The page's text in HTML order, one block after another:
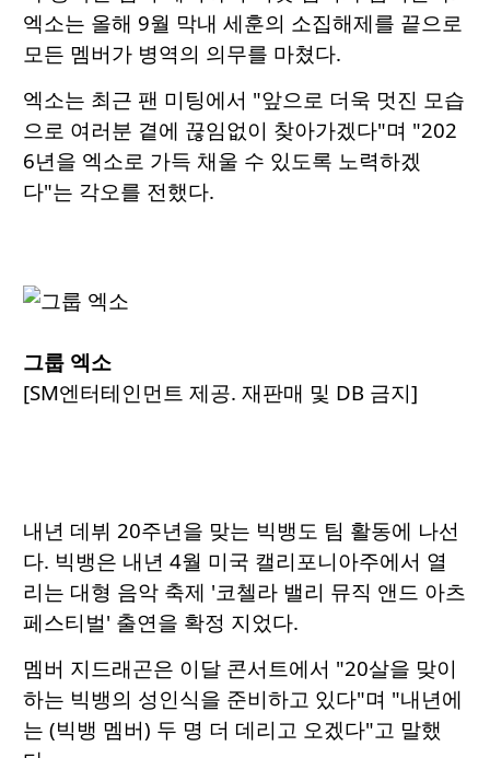
엑소는 올해 9월 막내 세훈의 소집해제를 끝으로
모든 멤버가 병역의 의무를 마쳤다.
엑소는 최근 팬 미팅에서 "앞으로 더욱 멋진 모습
으로 여러분 곁에 끊임없이 찾아가겠다"며 "202
6년을 엑소로 가득 채울 수 있도록 노력하겠
다"는 각오를 전했다.
그룹 엑소
[SM엔터테인먼트 제공. 재판매 및 DB 금지]
내년 데뷔 20주년을 맞는 빅뱅도 팀 활동에 나선
다. 빅뱅은 내년 4월 미국 캘리포니아주에서 열
리는 대형 음악 축제 '코첼라 밸리 뮤직 앤드 아츠
페스티벌' 출연을 확정 지었다.
멤버 지드래곤은 이달 콘서트에서 "20살을 맞이
하는 빅뱅의 성인식을 준비하고 있다"며 "내년에
는 (빅뱅 멤버) 두 명 더 데리고 오겠다"고 말했